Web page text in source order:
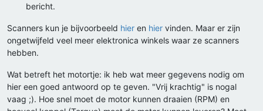
bericht.
Scanners kun je bijvoorbeeld hier en hier vinden. Maar er zijn
ongetwijfeld veel meer elektronica winkels waar ze scanners
hebben.
Wat betreft het motortje: ik heb wat meer gegevens nodig om
hier een goed antwoord op te geven. "Vrij krachtig" is nogal
vaag ;). Hoe snel moet de motor kunnen draaien (RPM) en